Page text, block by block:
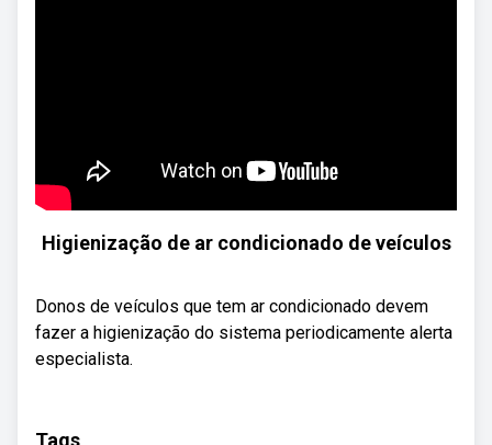
Higienização de ar condicionado de veículos
Donos de veículos que tem ar condicionado devem
fazer a higienização do sistema periodicamente alerta
especialista.
Tags